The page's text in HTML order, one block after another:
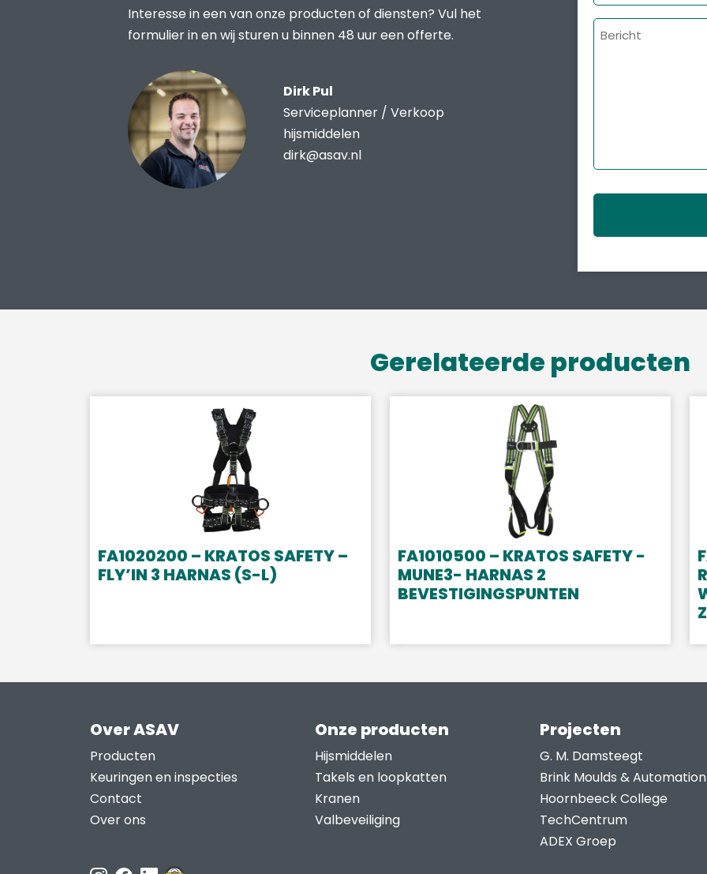
Interesse in een van onze producten of diensten? Vul het
formulier in en wij sturen u binnen 48 uur een offerte.
Dirk Pul
Serviceplanner / Verkoop
hijsmiddelen
dirk@asav.nl
Bericht
Gerelateerde producten
FA1020200 – KRATOS SAFETY –
FLY’IN 3 HARNAS (S-L)
FA1010500 – KRATOS SAFETY -
MUNE3- HARNAS 2
BEVESTIGINGSPUNTEN
Over ASAV
Producten
Keuringen en inspecties
Contact
Over ons
Onze producten
Hijsmiddelen
Takels en loopkatten
Kranen
Valbeveiliging
Projecten
G. M. Damsteegt
Brink Moulds & Automation
Hoornbeeck College
TechCentrum
ADEX Groep